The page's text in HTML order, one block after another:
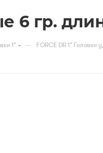
6 гр.
1" — FORCE DR 1"